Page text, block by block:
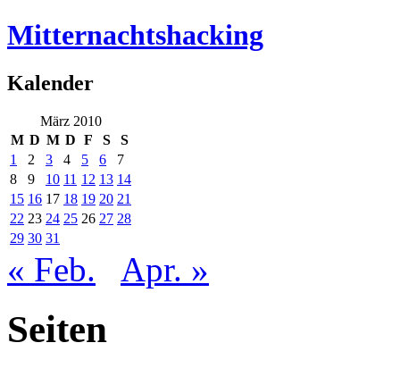
Mitternachtshacking
Kalender
März 2010
M D M D F S
S
1
2 3 4 5 6
7
8
9 10 11 12 13 14
15 16 17 18 19 20 21
22 23 24 25 26 27 28
29 30 31
« Feb. Apr. »
Seiten